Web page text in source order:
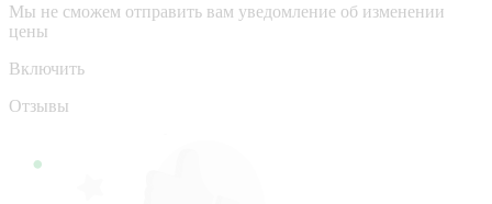
Мы не сможем отправить вам уведомление об изменении
цены
Включить
Отзывы